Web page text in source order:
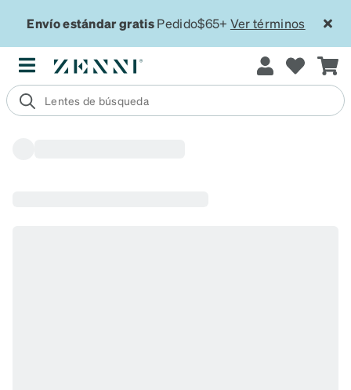
Envío estándar gratisPedido$65+ Ver términos